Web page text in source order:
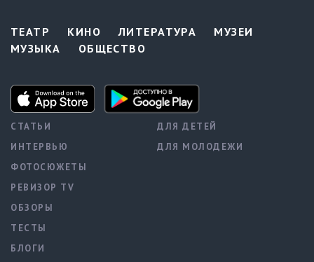
ТЕАТР КИНО ЛИТЕРАТУРА
МУЗЕИ
МУЗЫКА
ОБЩЕСТВО
СТАТЬИ
ИНТЕРВЬЮ
ФОТОСЮЖЕТЫ
РЕВИЗОР TV
ОБЗОРЫ
ТЕСТЫ
БЛОГИ
ДЛЯ ДЕТЕЙ
ДЛЯ МОЛОДЕЖИ